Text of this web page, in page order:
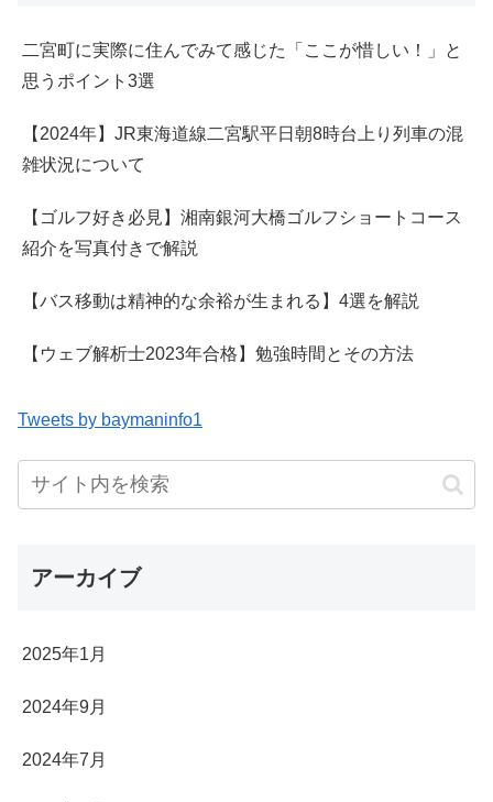
二宮町に実際に住んでみて感じた「ここが惜しい！」と
思うポイント3選
【2024年】JR東海道線二宮駅平日朝8時台上り列車の混
雑状況について
【ゴルフ好き必見】湘南銀河大橋ゴルフショートコース
紹介を写真付きで解説
【バス移動は精神的な余裕が生まれる】4選を解説
【ウェブ解析士2023年合格】勉強時間とその方法
Tweets by baymaninfo1
アーカイブ
2025年1月
2024年9月
2024年7月